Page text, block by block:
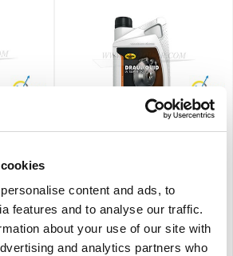
content and ads, to
features and to analyse our traffic.
about your use of our site with
and analytics partners who
Brand
EP2
164
Brand
Remvloeistof Kroon LV
De verwachte levertijd is 1 tot 2
dagen
lage viscositeit
hoog kookpunt
uitstekende corrosie bescherming